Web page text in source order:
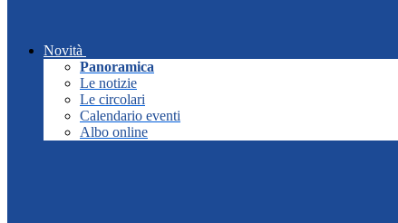
Novità
Panoramica
Le notizie
Le circolari
Calendario eventi
Albo online